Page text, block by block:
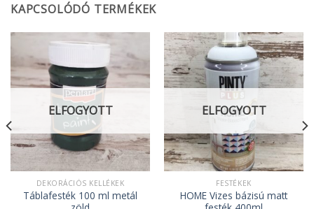
KAPCSOLÓDÓ TERMÉKEK
ELFOGYOTT
DEKORÁCIÓS KELLÉKEK
Táblafesték 100 ml metál
ELFOGYOTT
FESTÉKEK
HOME Vizes bázisú matt